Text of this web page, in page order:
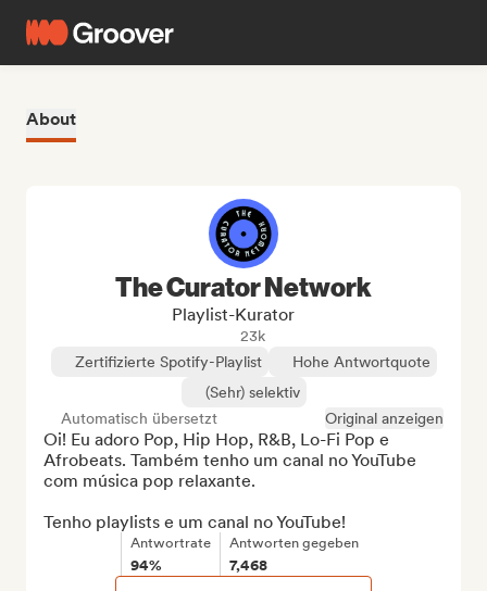
About
The Curator Network
Playlist-Kurator
23k
Zertifizierte Spotify-Playlist
Hohe Antwortquote
(Sehr) selektiv
Automatisch übersetzt
Original anzeigen
Oi! Eu adoro Pop, Hip Hop, R&B, Lo-Fi Pop e
Afrobeats. Também tenho um canal no YouTube
com música pop relaxante.
Tenho playlists e um canal no YouTube!
Antwortrate
94%
Antworten gegeben
7,468